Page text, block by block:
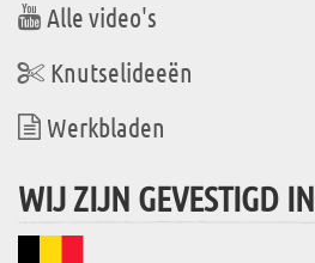
Alle video's
Knutselideeën
Werkbladen
WIJ ZIJN GEVESTIGD IN